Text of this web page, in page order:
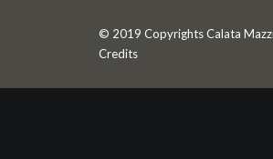
© 2019 Copyrights Calata
Credits